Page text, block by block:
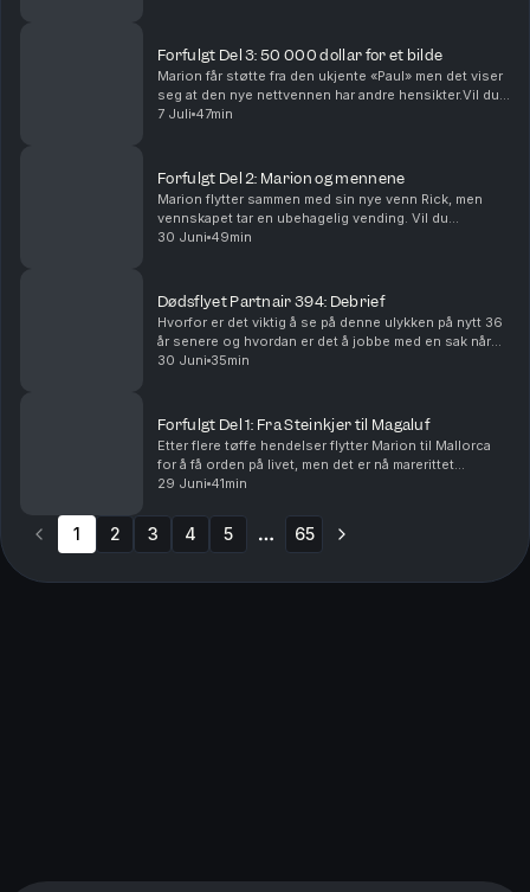
Forfulgt Del 3: 50 000 dollar for et bilde
Marion får støtte fra den ukjente «Paul» men det viser
seg at den nye nettvennen har andre hensikter.Vil du
annonsere i Avhørt? Ta kontakt med vår salgspartner
7 Juli 47min
Forfulgt Del 2: Marion og mennene
Marion flytter sammen med sin nye venn Rick, men
vennskapet tar en ubehagelig vending. Vil du
annonsere i Avhørt? Ta kontakt med vår salgspartner
30 Juni 49min
Dødsflyet Partnair 394: Debrief
Hvorfor er det viktig å se på denne ulykken på nytt 36
år senere og hvordan er det å jobbe med en sak når
det er så mange som ikke ønsker å snakke?
30 Juni 35min
Forfulgt Del 1: Fra Steinkjer til Magaluf
Etter flere tøffe hendelser flytter Marion til Mallorca
for å få orden på livet, men det er nå marerittet
begynner.Vil du annonsere i Avhørt? Ta kontakt med
29 Juni 41min
1 2 3 4 5 65